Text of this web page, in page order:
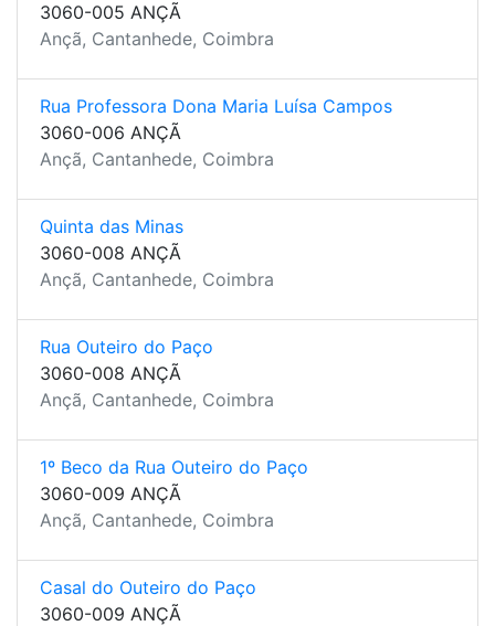
3060-005 ANÇÃ
Ançã, Cantanhede, Coimbra
Rua Professora Dona Maria Luísa Campos
3060-006 ANÇÃ
Ançã, Cantanhede, Coimbra
Quinta das Minas
3060-008 ANÇÃ
Ançã, Cantanhede, Coimbra
Rua Outeiro do Paço
3060-008 ANÇÃ
Ançã, Cantanhede, Coimbra
1º Beco da Rua Outeiro do Paço
3060-009 ANÇÃ
Ançã, Cantanhede, Coimbra
Casal do Outeiro do Paço
3060-009 ANÇÃ